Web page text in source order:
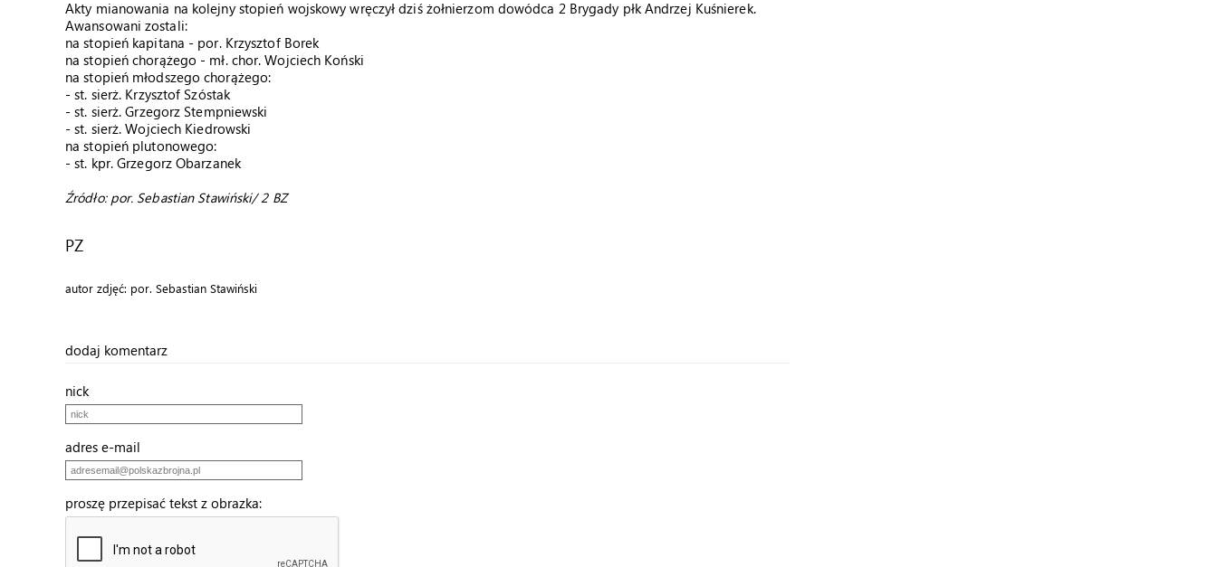
Akty mianowania na kolejny stopień wojskowy wręczył dziś żołnierzom dowódca 2 Brygady płk Andrzej Kuśnierek.
Awansowani zostali:
na stopień kapitana - por. Krzysztof Borek
na stopień chorążego - mł. chor. Wojciech Koński
na stopień młodszego chorążego:
- st. sierż. Krzysztof Szóstak
- st. sierż. Grzegorz Stempniewski
- st. sierż. Wojciech Kiedrowski
na stopień plutonowego:
- st. kpr. Grzegorz Obarzanek
Źródło: por. Sebastian Stawiński/ 2 BZ
PZ
autor zdjęć: por. Sebastian Stawiński
dodaj komentarz
nick
adres e-mail
proszę przepisać tekst z obrazka: